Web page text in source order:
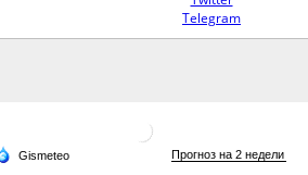
Telegram